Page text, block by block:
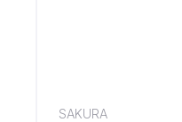
SAKURA